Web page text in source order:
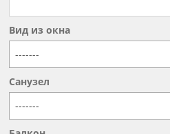
Вид из окна
-------
Санузел
-------